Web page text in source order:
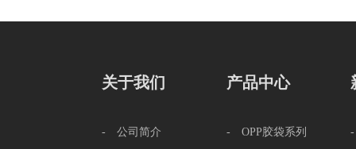
关于我们
- 公司简介
产品中心
- OPP胶袋系列